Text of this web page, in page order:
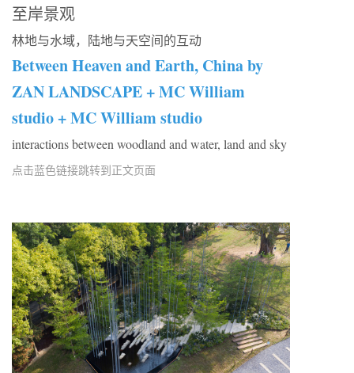
至岸景观
林地与水域，陆地与天空间的互动
Between Heaven and Earth, China by
ZAN LANDSCAPE + MC William
studio + MC William studio
interactions between woodland and water, land and sky
点击蓝色链接跳转到正文页面